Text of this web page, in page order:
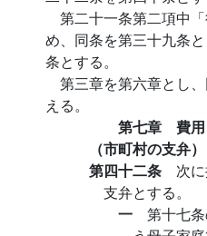
第二十一条第二項中
め、同条を第三十九条
条とする。
第三章を第六章とし
える。
第七章 費用
（市町村の支弁）
第四十二条 次
支弁とする。
一 第十七